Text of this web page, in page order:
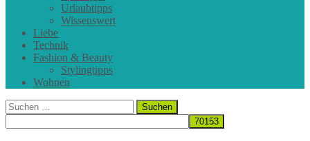
Urlaubtipps
Wissenswert
Liebe
Technik
Fashion & Beauty
Stylingtipps
Wohnen
Suchen
nach: